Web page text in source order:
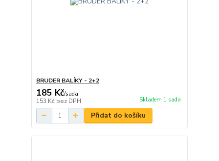
BRUDER BALÍKY - 2+2
185 Kč/sada
153 Kč bez DPH Skladem 1 sada
Přidat do košíku